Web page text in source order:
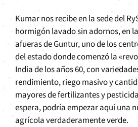
Kumar nos recibe en la sede del
hormigón lavado sin adornos, en
afueras de Guntur, uno de los
del estado donde comenzó la
India de los años 60, con
rendimiento, riego masivo y
mayores de fertilizantes y
espera, podría empezar aquí una
agrícola verdaderamente verde.